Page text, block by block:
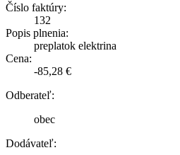
Číslo faktúry:
132
Popis plnenia:
preplatok elektrina
Cena:
-85,28 €
Odberateľ:
obec
Dodávateľ: